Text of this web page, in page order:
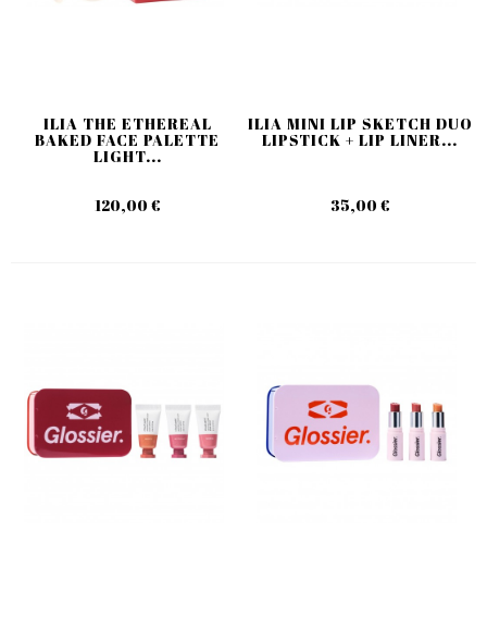
ILIA THE ETHEREAL
BAKED FACE PALETTE
LIGHT...
120,00 €
ILIA MINI LIP SKETCH DUO
LIPSTICK + LIP LINER...
35,00 €